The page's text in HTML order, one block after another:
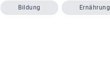
Bildung Ernährung